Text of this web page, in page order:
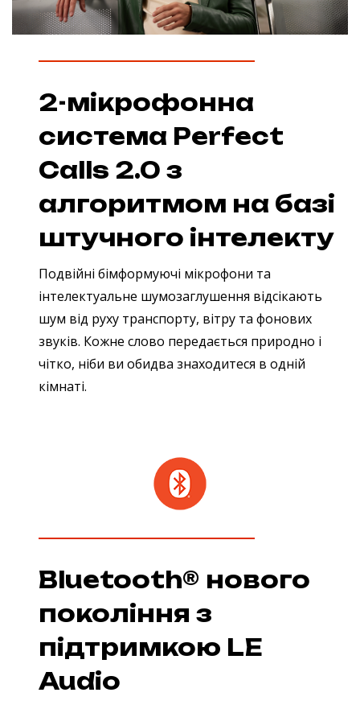
2-мікрофонна
система Perfect
Calls 2.0 з
алгоритмом на базі
штучного інтелекту
Подвійні бімформуючі мікрофони та
інтелектуальне шумозаглушення відсікають
шум від руху транспорту, вітру та фонових
звуків. Кожне слово передається природно і
чітко, ніби ви обидва знаходитеся в одній
кімнаті.
Bluetooth® нового
покоління з
підтримкою LE
Audio